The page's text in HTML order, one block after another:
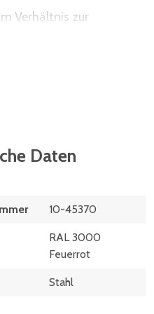
Verhältnis zur
deren
(z.B. Schubladen) und
Daten
10-45370
RAL 3000
Feuerrot
Stahl